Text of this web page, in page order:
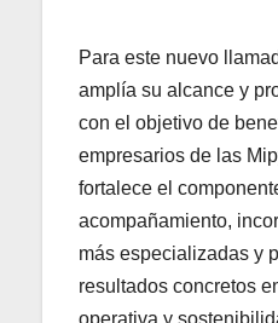
Para este nuevo
amplía su alcance y
con el objetivo de
empresarios de las
fortalece el
acompañamiento,
más especializadas y
resultados concretos
operativa y